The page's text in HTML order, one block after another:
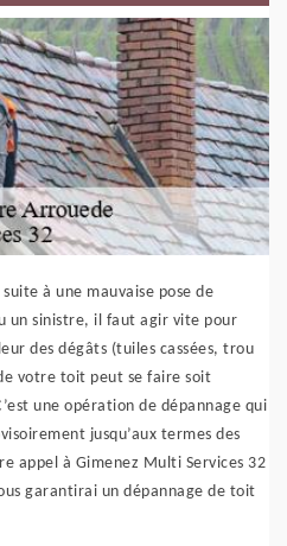
à une mauvaise pose de
un sinistre, il faut agir vite pour
des dégâts (tuiles cassées, trou
votre toit peut se faire soit
une opération de dépannage qui
jusqu’aux termes des
appel à Gimenez Multi Services 32
garantirai un dépannage de toit